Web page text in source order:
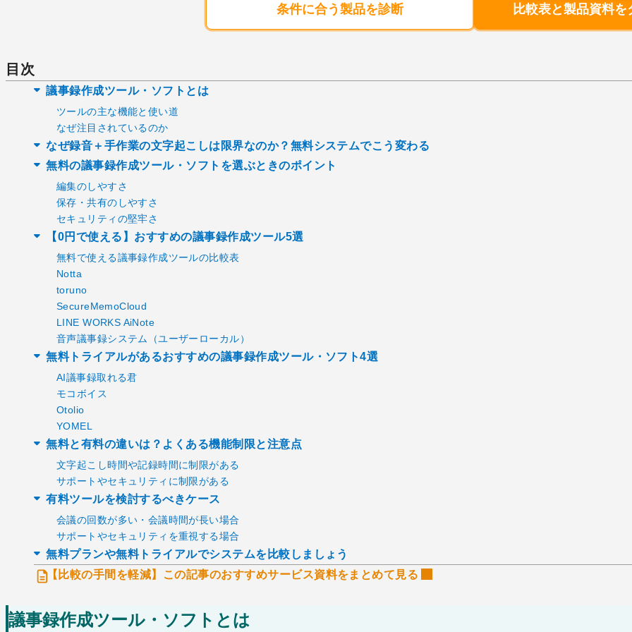
条件に合う製品を診断 比較表と製品資料を
目次
議事録作成ツール・ソフトとは
ツールの主な機能と使い道
なぜ注目されているのか
なぜ録音＋手作業の文字起こしは限界なのか？無料システムでこう変わる
無料の議事録作成ツール・ソフトを選ぶときのポイント
編集のしやすさ
保存・共有のしやすさ
セキュリティの堅牢さ
【0円で使える】おすすめの議事録作成ツール5選
無料で使える議事録作成ツールの比較表
Notta
toruno
SecureMemoCloud
LINE WORKS AiNote
音声議事録システム（ユーザーローカル）
無料トライアルがあるおすすめの議事録作成ツール・ソフト4選
AI議事録取れる君
モコボイス
Otolio
YOMEL
無料と有料の違いは？よくある機能制限と注意点
文字起こし時間や記録時間に制限がある
サポートやセキュリティに制限がある
有料ツールを検討するべきケース
会議の回数が多い・会議時間が長い場合
サポートやセキュリティを重視する場合
無料プランや無料トライアルでシステムを比較しましょう
【比較の手間を軽減】この記事のおすすめサービス資料をまとめて見る
議事録作成ツール・ソフトとは